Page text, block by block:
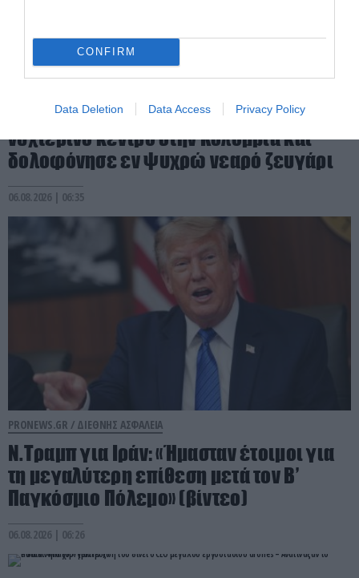
CONFIRM
Data Deletion Data Access Privacy Policy
Βίντεο: Ένοπλος άνοιξε πυρ μέσα σε
νυχτερινό κέντρο στην Κολομβία και
δολοφόνησε εν ψυχρώ νεαρό ζευγάρι
06.08.2026 | 06:35
PRONEWS.GR / ΔΙΕΘΝΗΣ ΑΣΦΑΛΕΙΑ
Ν.Τραμπ για Ιράν: «Ήμασταν έτοιμοι για
τη μεγαλύτερη επίθεση μετά τον Β’
Παγκόσμιο Πόλεμο» (βίντεο)
06.08.2026 | 06:26